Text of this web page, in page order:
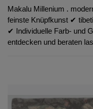
Makalu Millenium .
feinste Knüpfkunst ✔︎
✔︎ Individuelle Farb- und
entdecken und beraten